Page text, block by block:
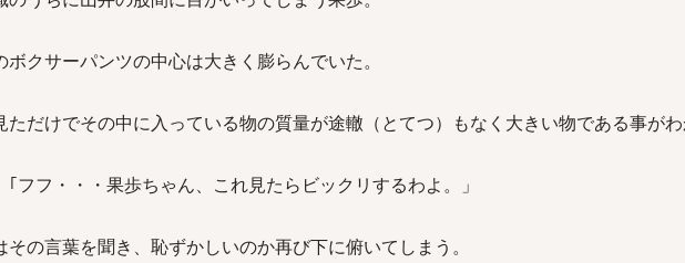
ボクサーパンツの中心は大きく膨らんでいた。
ただけでその中に入っている物の質量が途轍（とてつ）もなく大きい物である事がわ
フフ・・・果歩ちゃん、これ見たらビックリするわよ。」
その言葉を聞き、恥ずかしいのか再び下に俯いてしまう。